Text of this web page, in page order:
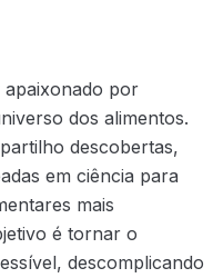
apaixonado por
dos alimentos.
descobertas,
em ciência para
mais
é tornar o
descomplicando